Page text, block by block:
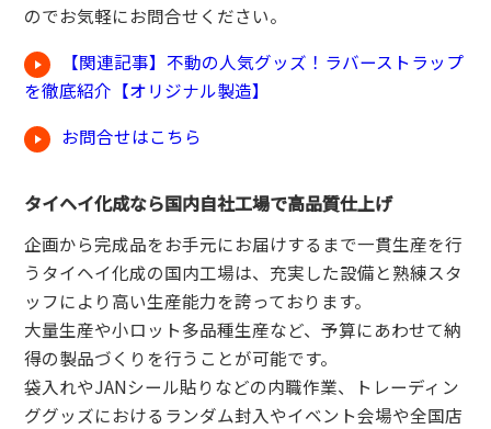
のでお気軽にお問合せください。
【関連記事】不動の人気グッズ！ラバーストラップ
を徹底紹介【オリジナル製造】
お問合せはこちら
タイヘイ化成なら国内自社工場で高品質仕上げ
企画から完成品をお手元にお届けするまで一貫生産を行
うタイヘイ化成の国内工場は、充実した設備と熟練スタ
ッフにより高い生産能力を誇っております。
大量生産や小ロット多品種生産など、予算にあわせて納
得の製品づくりを行うことが可能です。
袋入れやJANシール貼りなどの内職作業、トレーディン
ググッズにおけるランダム封入やイベント会場や全国店